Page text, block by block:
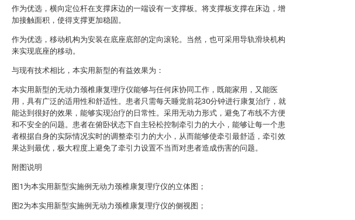
作为优选，横向定位杆在支撑床边的一端设有一支撑板。将支撑板支撑在床边，增
加接触面积，使得支撑更加稳固。
作为优选，移动机构为安装在底座底部的定向滚轮。当然，也可采用导轨滑块机构
来实现底座的移动。
与现有技术相比，本实用新型的有益效果为：
本实用新型的无动力颈椎康复理疗仪能够与任何床协同工作，既能家用，又能医
用，具有广泛的适用性和舒适性。患者只需每天睡觉前花30分钟进行康复治疗，就
能达到很好的效果，能够实现治疗的日常性。采用无动力形式，避免了布线不方便
和不安全的问题。患者在俯卧状态下自主轻松控制牵引力的大小，能够让每一个患
者根据自身的实际情况实时的调整牵引力的大小，从而能够使牵引最舒适，牵引效
果达到最优，极大程度上避免了牵引力设置不当而对患者造成伤害的问题。
附图说明
图1为本实用新型实施例无动力颈椎康复理疗仪的立体图；
图2为本实用新型实施例无动力颈椎康复理疗仪的侧视图；